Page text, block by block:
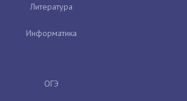
Литература
Информатика
ОГЭ